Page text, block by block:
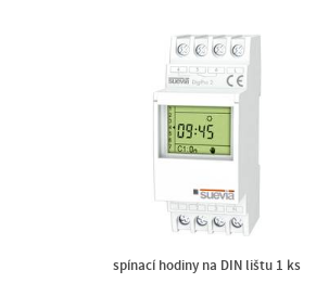
spínací hodiny na DIN lištu 1 ks